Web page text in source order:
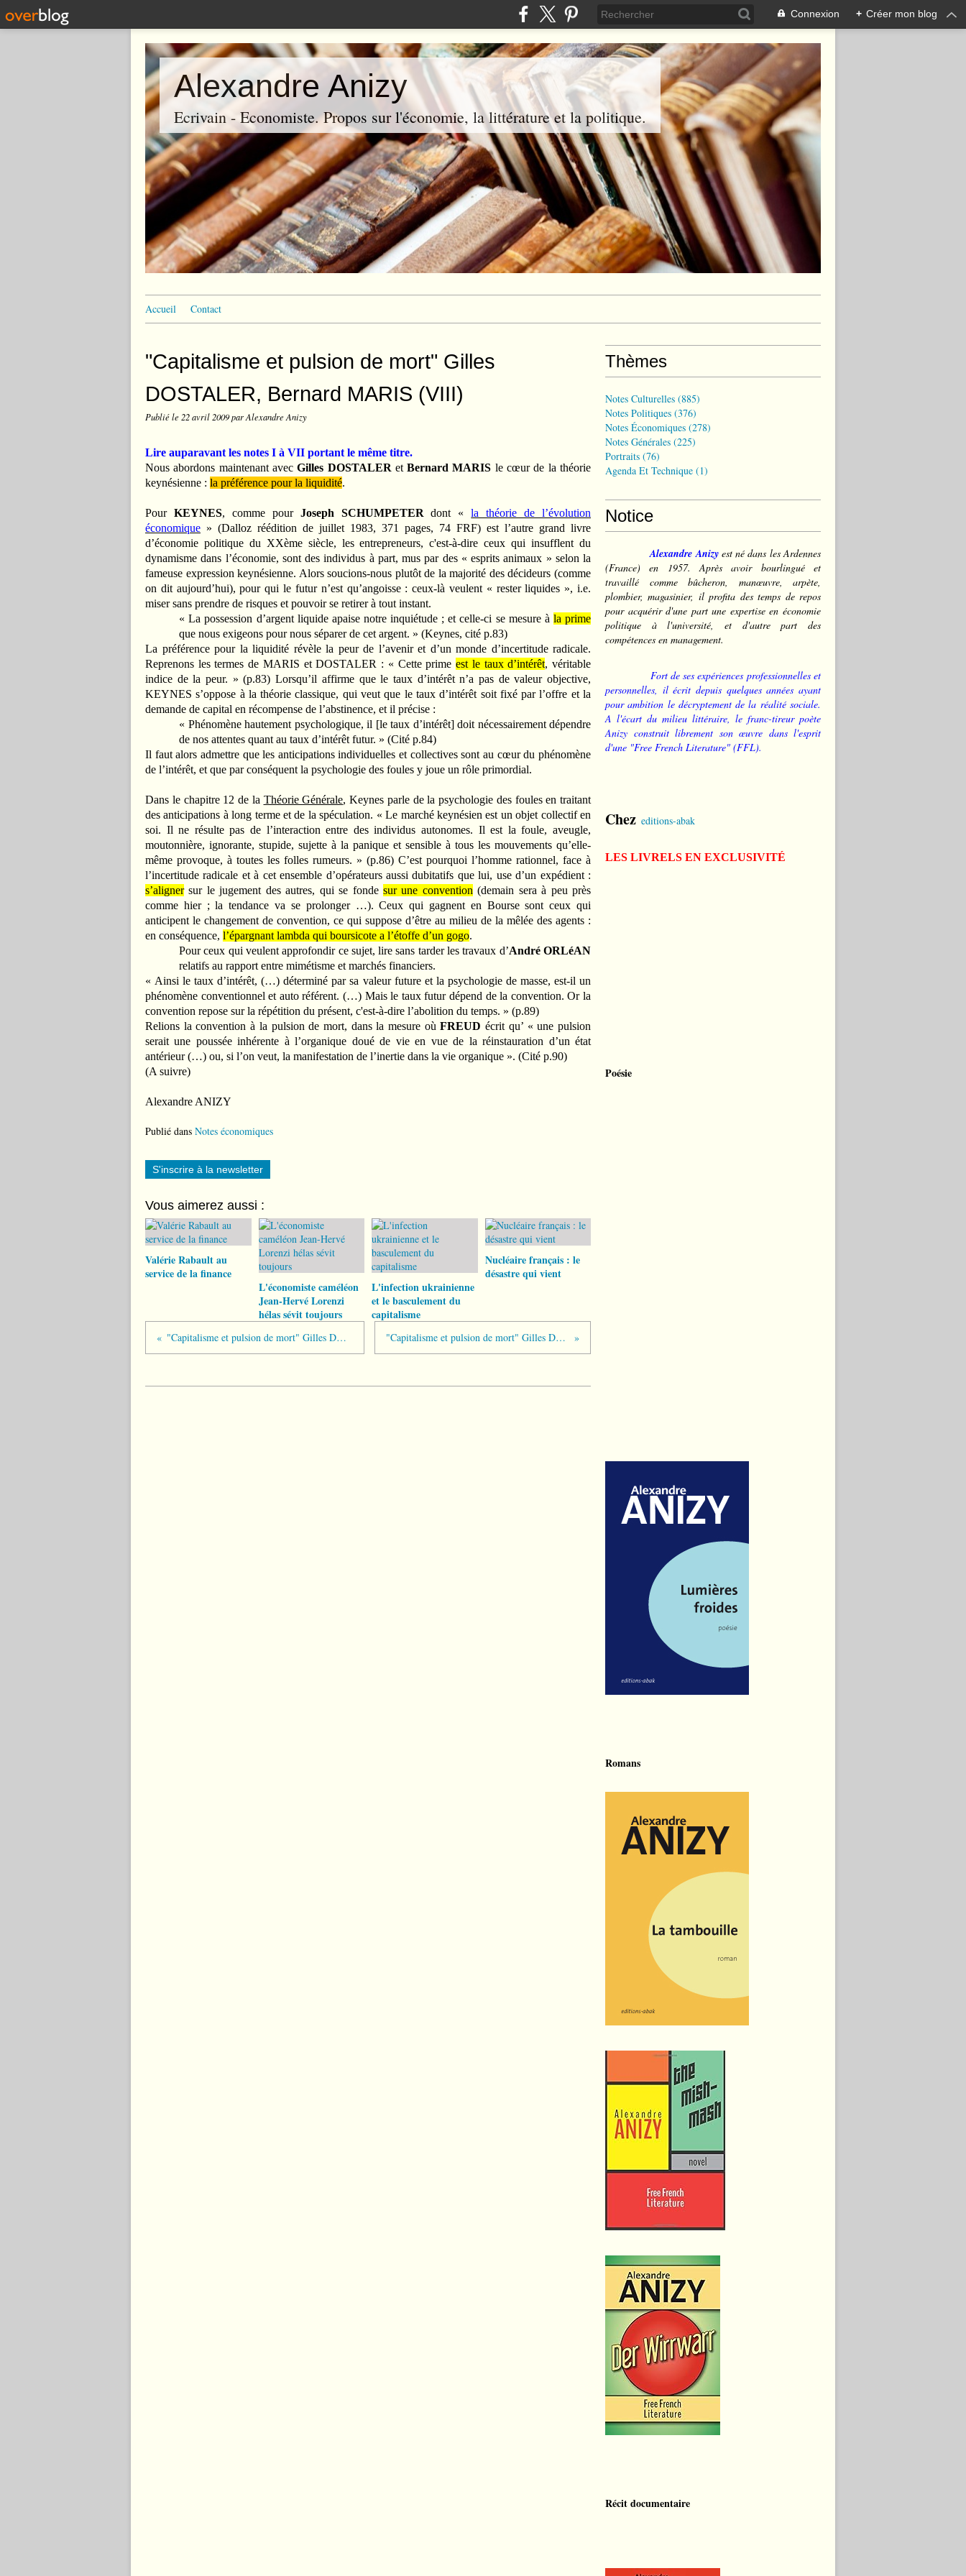
Connexion + Créer mon blog
Alexandre Anizy
Ecrivain - Economiste. Propos sur l'économie, la littérature et la politique.
Accueil Contact
"Capitalisme et pulsion de mort" Gilles
DOSTALER, Bernard MARIS (VIII)
Publié le 22 avril 2009par Alexandre Anizy
Lire auparavant les notes I à VII portant le même titre.
Nous abordons maintenant avecGilles DOSTALER etBernard MARIS le cœur de la théorie
keynésienne : la préférence pour la liquidité.
Pour KEYNES, comme pour Joseph SCHUMPETER dont «la théorie de l’évolution
économique » (Dalloz réédition de juillet 1983, 371 pages, 74 FRF) est l’autre grand livre
d’économie politique du XXème siècle, les entrepreneurs, c'est-à-dire ceux qui insufflent du
dynamisme dans l’économie, sont des individus à part, mus par des « esprits animaux » selon la
fameuse expression keynésienne. Alors soucions-nous plutôt de la majorité des décideurs (comme
on dit aujourd’hui), pour qui le futur n’est qu’angoisse : ceux-là veulent « rester liquides », i.e.
miser sans prendre de risques et pouvoir se retirer à tout instant.
« La possession d’argent liquide apaise notre inquiétude ; et celle-ci se mesure à la prime
que nous exigeons pour nous séparer de cet argent. » (Keynes, cité p.83)
La préférence pour la liquidité révèle la peur de l’avenir et d’un monde d’incertitude radicale.
Reprenons les termes de MARIS et DOSTALER : « Cette primeest le taux d’intérêt, véritable
indice de la peur. » (p.83) Lorsqu’il affirme que le taux d’intérêt n’a pas de valeur objective,
KEYNES s’oppose à la théorie classique, qui veut que le taux d’intérêt soit fixé par l’offre et la
demande de capital en récompense de l’abstinence, et il précise :
« Phénomène hautement psychologique, il [le taux d’intérêt] doit nécessairement dépendre
de nos attentes quant au taux d’intérêt futur. » (Cité p.84)
Il faut alors admettre que les anticipations individuelles et collectives sont au cœur du phénomène
de l’intérêt, et que par conséquent la psychologie des foules y joue un rôle primordial.
Dans le chapitre 12 de la Théorie Générale, Keynes parle de la psychologie des foules en traitant
des anticipations à long terme et de la spéculation. « Le marché keynésien est un objet collectif en
soi. Il ne résulte pas de l’interaction entre des individus autonomes. Il est la foule, aveugle,
moutonnière, ignorante, stupide, sujette à la panique et sensible à tous les mouvements qu’elle-
même provoque, à toutes les folles rumeurs. » (p.86) C’est pourquoi l’homme rationnel, face à
l’incertitude radicale et à cet ensemble d’opérateurs aussi dubitatifs que lui, use d’un expédient :
s’alignersur le jugement des autres, qui se fonde sur une convention (demain sera à peu près
comme hier ; la tendance va se prolonger …). Ceux qui gagnent en Bourse sont ceux qui
anticipent le changement de convention, ce qui suppose d’être au milieu de la mêlée des agents :
en conséquence, l’épargnant lambda qui boursicote a l’étoffe d’un gogo.
Pour ceux qui veulent approfondir ce sujet, lire sans tarder les travaux d’André ORLéAN
relatifs au rapport entre mimétisme et marchés financiers.
« Ainsi le taux d’intérêt, (…) déterminé par sa valeur future et la psychologie de masse, est-il un
phénomène conventionnel et auto référent. (…) Mais le taux futur dépend de la convention. Or la
convention repose sur la répétition du présent, c'est-à-dire l’abolition du temps. » (p.89)
Relions la convention à la pulsion de mort, dans la mesure oùFREUD écrit qu’ « une pulsion
serait une poussée inhérente à l’organique doué de vie en vue de la réinstauration d’un état
antérieur (…) ou, si l’on veut, la manifestation de l’inertie dans la vie organique ». (Cité p.90)
(A suivre)
Alexandre ANIZY
Publié dans Notes économiques
S'inscrire à la newsletter
Vous aimerez aussi :
Valérie Rabault au
service de la finance
L'économiste caméléon
Jean-Hervé Lorenzi
hélas sévit toujours
L'infection ukrainienne
et le basculement du
capitalisme
Nucléaire français : le
désastre qui vient
"Capitalisme et pulsion de mort" Gilles DOSTALER, Bernard MARIS (VII) "Capitalisme et pulsion de mort" Gilles DOSTALER, Bernard MARIS (IX)
Thèmes
Notes Culturelles (885)
Notes Politiques (376)
Notes Économiques (278)
Notes Générales (225)
Portraits (76)
Agenda Et Technique (1)
Notice
Alexandre Anizy est né dans les Ardennes
(France) en 1957. Après avoir bourlingué et
travaillé comme bûcheron, manœuvre, arpète,
plombier, magasinier, il profita des temps de repos
pour acquérir d'une part une expertise en économie
politique à l'université, et d'autre part des
compétences en management.
Fort de ses expériences professionnelles et
personnelles, il écrit depuis quelques années ayant
pour ambition le décryptement de la réalité sociale.
A l'écart du milieu littéraire, le franc-tireur poète
Anizy construit librement son œuvre dans l'esprit
d'une "Free French Literature" (FFL).
Chez editions-abak
LES LIVRELS EN EXCLUSIVITÉ
Poésie
Romans
Récit documentaire